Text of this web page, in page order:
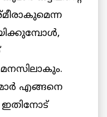
എങ്ങനെ
ഇതിനോട്